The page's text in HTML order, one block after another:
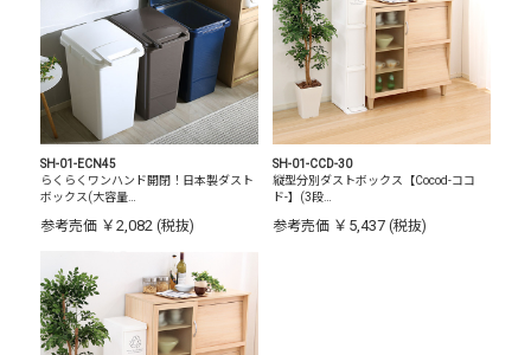
SH-01-ECN45
らくらくワンハンド開閉！日本製ダスト
ボックス(大容量…
参考売価 ￥2,082 (税抜)
SH-01-CCD-30
縦型分別ダストボックス【Cocod-ココ
ド-】(3段…
参考売価 ￥5,437 (税抜)